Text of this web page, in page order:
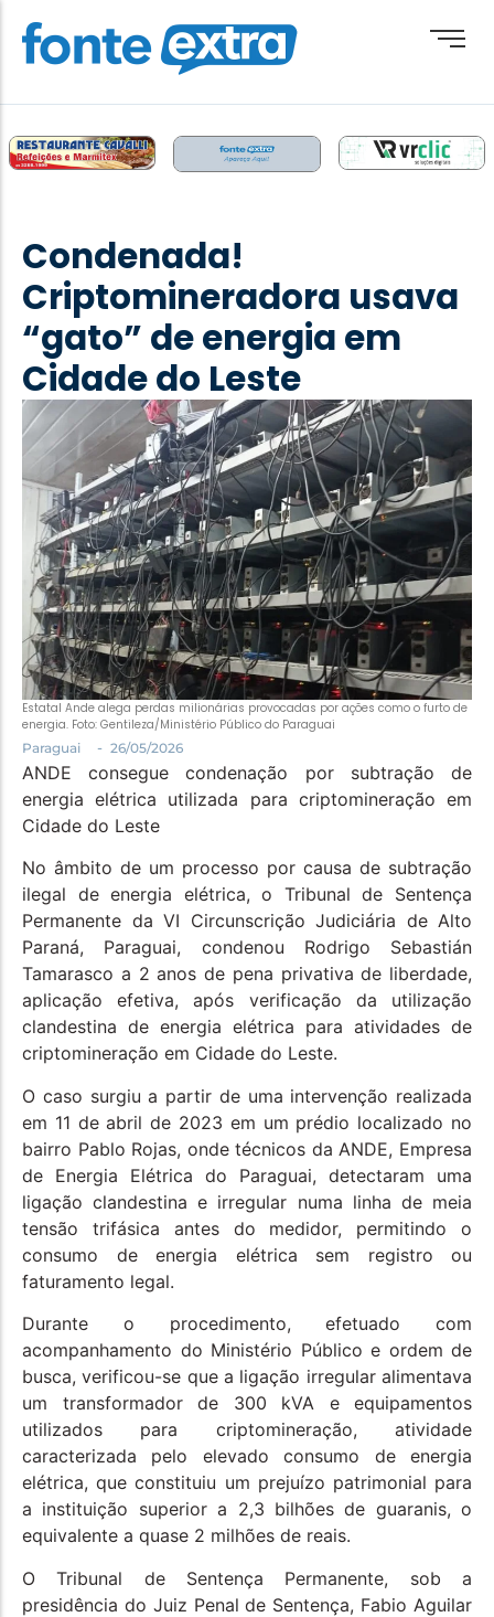
Destaque
Esporte
Geral
Obituário
Paraguai
Paraná
Política
Santa Helena e Região
Saúde e Bem-Estar
Condenada!
Criptomineradora usava
“gato” de energia em
Cidade do Leste
Estatal Ande alega perdas milionárias provocadas por ações como o furto de
energia. Foto: Gentileza/Ministério Público do Paraguai
Paraguai
- 26/05/2026
ANDE consegue condenação por subtração de
energia elétrica utilizada para criptomineração em
Cidade do Leste
No âmbito de um processo por causa de subtração
ilegal de energia elétrica, o Tribunal de Sentença
Permanente da VI Circunscrição Judiciária de Alto
Paraná, Paraguai, condenou Rodrigo Sebastián
Tamarasco a 2 anos de pena privativa de liberdade,
aplicação efetiva, após verificação da utilização
clandestina de energia elétrica para atividades de
criptomineração em Cidade do Leste.
O caso surgiu a partir de uma intervenção realizada
em 11 de abril de 2023 em um prédio localizado no
bairro Pablo Rojas, onde técnicos da ANDE, Empresa
de Energia Elétrica do Paraguai, detectaram uma
ligação clandestina e irregular numa linha de meia
tensão trifásica antes do medidor, permitindo o
consumo de energia elétrica sem registro ou
faturamento legal.
Durante o procedimento, efetuado com
acompanhamento do Ministério Público e ordem de
busca, verificou-se que a ligação irregular alimentava
um transformador de 300 kVA e equipamentos
utilizados para criptomineração, atividade
caracterizada pelo elevado consumo de energia
elétrica, que constituiu um prejuízo patrimonial para
a instituição superior a 2,3 bilhões de guaranis, o
equivalente a quase 2 milhões de reais.
O Tribunal de Sentença Permanente, sob a
presidência do Juiz Penal de Sentença, Fabio Aguilar